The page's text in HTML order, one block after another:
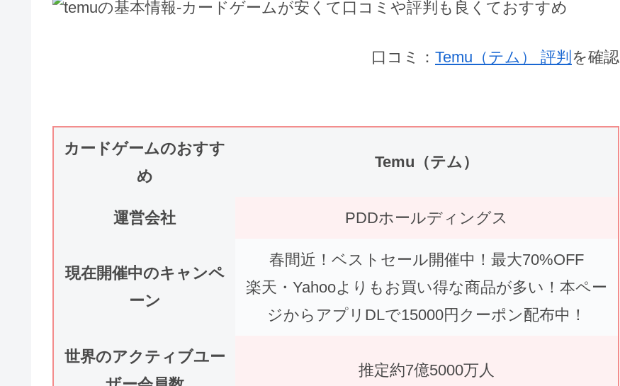
口コミ： Temu（テム） 評判 を確認
カードゲームのおすす
め
Temu（テム）
運営会社 PDDホールディングス
現在開催中のキャンペ
ーン
春間近！ベストセール開催中！最大70%OFF
楽天・Yahooよりもお買い得な商品が多い！本ペー
ジからアプリDLで15000円クーポン配布中！
世界のアクティブユー
推定約7億5000万人